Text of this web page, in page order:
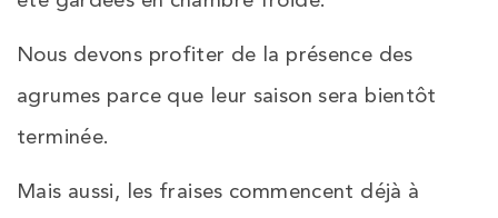
Nous devons profiter de la présence des
agrumes parce que leur saison sera bientôt
terminée.
Mais aussi, les fraises commencent déjà à